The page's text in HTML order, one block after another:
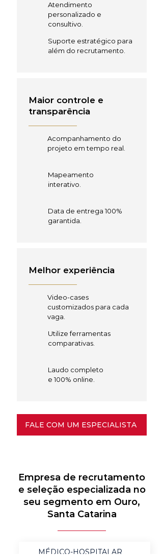
Atendimento
personalizado e
consultivo.
Suporte estratégico para
além do recrutamento.
Maior controle e
transparência
Acompanhamento do
projeto em tempo real.
Mapeamento
interativo.
Data de entrega 100%
garantida.
Melhor experiência
Video-cases
customizados para cada
vaga.
Utilize ferramentas
comparativas.
Laudo completo
e 100% online.
FALE COM UM ESPECIALISTA
Empresa de recrutamento
e seleção especializada no
seu segmento em Ouro,
Santa Catarina
MÉDICO-HOSPITALAR